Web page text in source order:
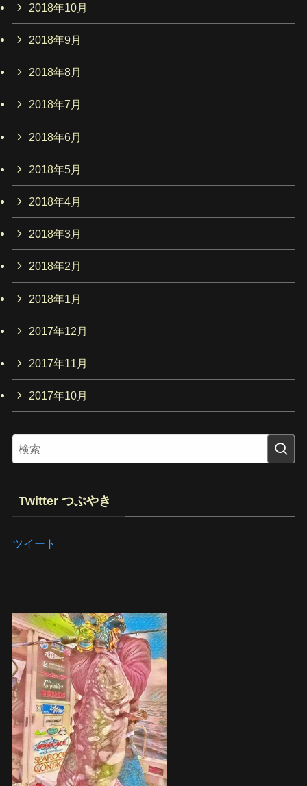
2018年10月
2018年9月
2018年8月
2018年7月
2018年6月
2018年5月
2018年4月
2018年3月
2018年2月
2018年1月
2017年12月
2017年11月
2017年10月
Twitter つぶやき
ツイート